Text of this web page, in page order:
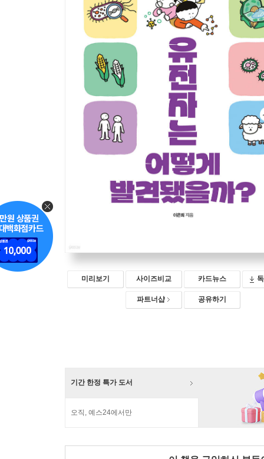
미리보기 사이즈비교 카드뉴스
파트너샵 공유하기
기간 한정 특가 도서
오직, 예스24에서만